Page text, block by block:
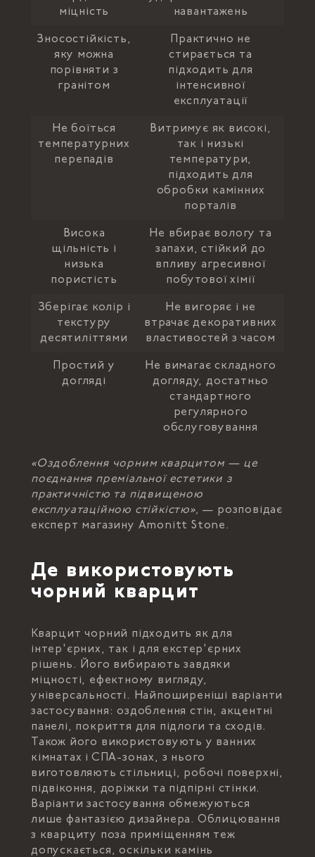
міцність
навантажень
Зносостійкість,
яку можна
порівняти з
гранітом
Практично не
стирається та
підходить для
інтенсивної
експлуатації
Не боїться
температурних
перепадів
Витримує як високі,
так і низькі
температури,
підходить для
обробки камінних
порталів
Висока
щільність і
низька
пористість
Не вбирає вологу та
запахи, стійкий до
впливу агресивної
побутової хімії
Зберігає колір і
текстуру
десятиліттями
Не вигоряє і не
втрачає декоративних
властивостей з часом
Простий у
догляді
Не вимагає складного
догляду, достатньо
стандартного
регулярного
обслуговування
«Оздоблення чорним кварцитом — це
поєднання преміальної естетики з
практичністю та підвищеною
експлуатаційною стійкістю», — розповідає
експерт магазину Amonitt Stone.
Де використовують
чорний кварцит
Кварцит чорний підходить як для
інтер'єрних, так і для екстер'єрних
рішень. Його вибирають завдяки
міцності, ефектному вигляду,
універсальності. Найпоширеніші варіанти
застосування: оздоблення стін, акцентні
панелі, покриття для підлоги та сходів.
Також його використовують у ванних
кімнатах і СПА-зонах, з нього
виготовляють стільниці, робочі поверхні,
підвіконня, доріжки та підпірні стінки.
Варіанти застосування обмежуються
лише фантазією дизайнера. Облицювання
з кварциту поза приміщенням теж
допускається, оскільки камінь